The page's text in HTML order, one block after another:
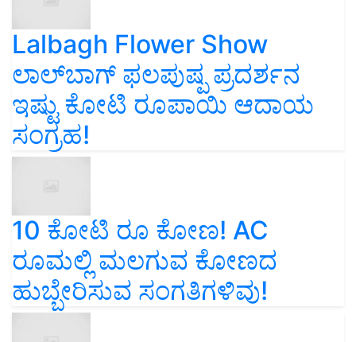
Lalbagh Flower Show
ಲಾಲ್‌ಬಾಗ್ ಫಲಪುಷ್ಪ ಪ್ರದರ್ಶನ
ಇಷ್ಟು ಕೋಟಿ ರೂಪಾಯಿ ಆದಾಯ
ಸಂಗ್ರಹ!
10 ಕೋಟಿ ರೂ ಕೋಣ! AC
ರೂಮಲ್ಲಿ ಮಲಗುವ ಕೋಣದ
ಹುಬ್ಬೇರಿಸುವ ಸಂಗತಿಗಳಿವು!